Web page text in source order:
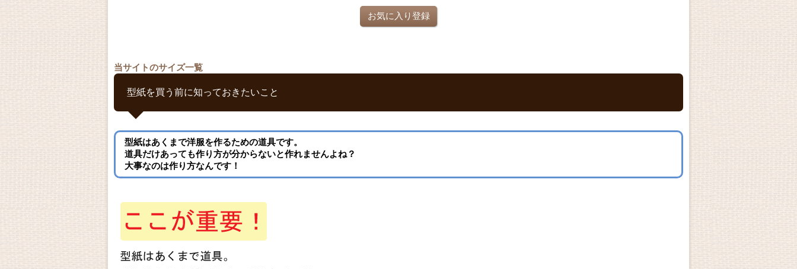
お気に入り登録
当サイトのサイズ一覧
型紙を買う前に知っておきたいこと
型紙はあくまで洋服を作るための道具です。
道具だけあっても作り方が分からないと作れませんよね？
大事なのは作り方なんです！